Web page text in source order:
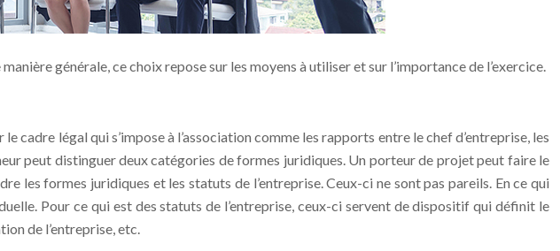
générale, ce choix repose sur les moyens à utiliser et sur l’importance de l’exercice.
légal qui s’impose à l’association comme les rapports entre le chef d’entreprise, les
peut distinguer deux catégories de formes juridiques. Un porteur de projet peut faire le
les formes juridiques et les statuts de l’entreprise. Ceux-ci ne sont pas pareils. En ce qui
Pour ce qui est des statuts de l’entreprise, ceux-ci servent de dispositif qui définit le
de l’entreprise, etc.